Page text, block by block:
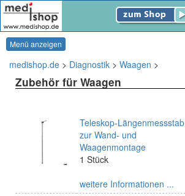
Menü anzeigen
medishop.de > Diagnostik > Waagen >
Zubehör für Waagen
Teleskop-Längenmessstab
zur Wand- und
Waagenmontage
1 Stück
weitere Informationen ...